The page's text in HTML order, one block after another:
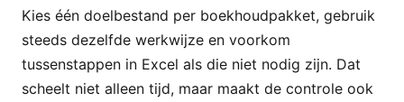
Kies één doelbestand per boekhoudpakket, gebruik
steeds dezelfde werkwijze en voorkom
tussenstappen in Excel als die niet nodig zijn. Dat
scheelt niet alleen tijd, maar maakt de controle ook